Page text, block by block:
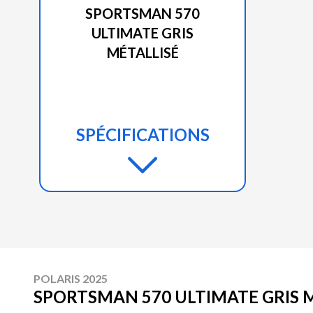
SPORTSMAN 570
ULTIMATE GRIS
MÉTALLISÉ
SPÉCIFICATIONS
POLARIS 2025
SPORTSMAN 570 ULTIMATE GRIS